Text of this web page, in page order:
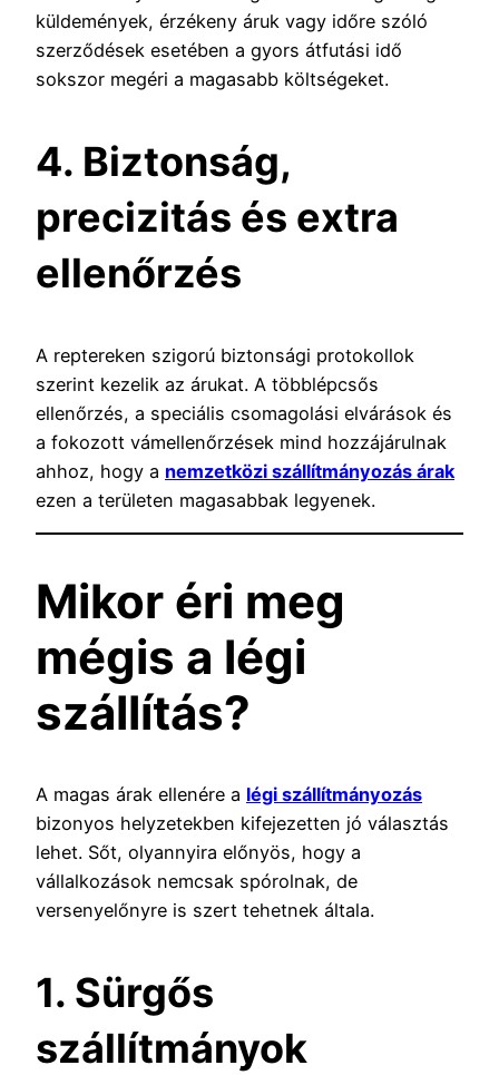
küldemények, érzékeny áruk vagy időre szóló
szerződések esetében a gyors átfutási idő
sokszor megéri a magasabb költségeket.
4. Biztonság,
precizitás és extra
ellenőrzés
A reptereken szigorú biztonsági protokollok
szerint kezelik az árukat. A többlépcsős
ellenőrzés, a speciális csomagolási elvárások és
a fokozott vámellenőrzések mind hozzájárulnak
ahhoz, hogy a nemzetközi szállítmányozás árak
ezen a területen magasabbak legyenek.
Mikor éri meg
mégis a légi
szállítás?
A magas árak ellenére a légi szállítmányozás
bizonyos helyzetekben kifejezetten jó választás
lehet. Sőt, olyannyira előnyös, hogy a
vállalkozások nemcsak spórolnak, de
versenyelőnyre is szert tehetnek általa.
1. Sürgős
szállítmányok